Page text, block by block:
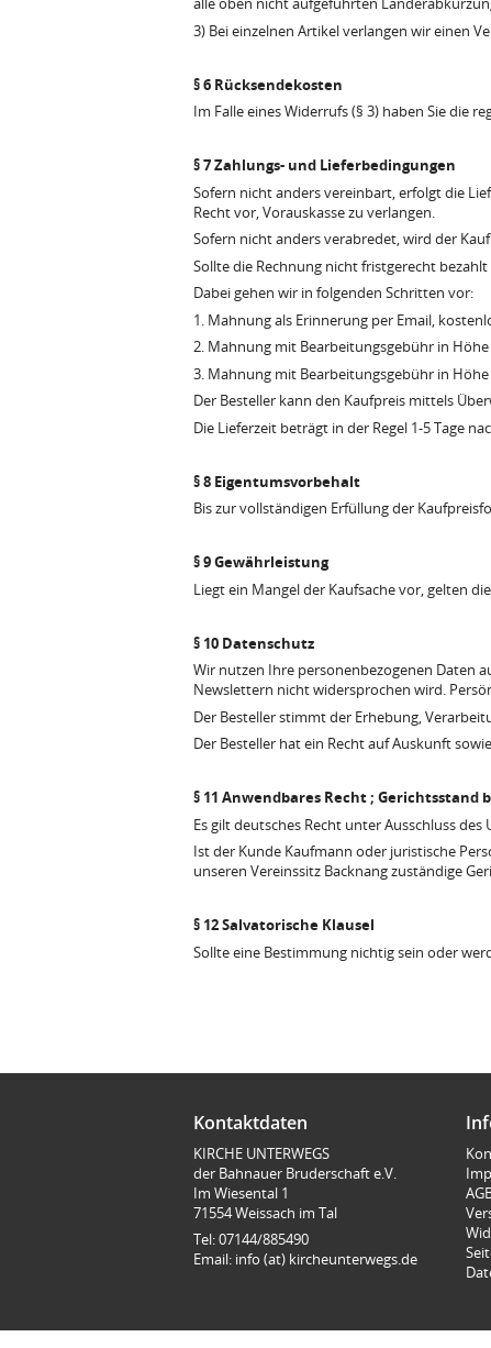
3) Bei einzelnen Artikel verlangen wir einen
§ 6 Rücksendekosten
Im Falle eines Widerrufs (§ 3) haben Sie die
§ 7 Zahlungs- und Lieferbedingungen
Sofern nicht anders vereinbart, erfolgt die
Recht vor, Vorauskasse zu verlangen.
Sofern nicht anders verabredet, wird der
Sollte die Rechnung nicht fristgerecht
Dabei gehen wir in folgenden Schritten vor:
1. Mahnung als Erinnerung per Email,
2. Mahnung mit Bearbeitungsgebühr in Höhe
3. Mahnung mit Bearbeitungsgebühr in Höhe
Der Besteller kann den Kaufpreis mittels
Die Lieferzeit beträgt in der Regel 1-5 Tage
§ 8 Eigentumsvorbehalt
Bis zur vollständigen Erfüllung der
§ 9 Gewährleistung
Liegt ein Mangel der Kaufsache vor, gelten
§ 10 Datenschutz
Wir nutzen Ihre personenbezogenen Daten
Newslettern nicht widersprochen wird.
Der Besteller stimmt der Erhebung,
Der Besteller hat ein Recht auf Auskunft
§ 11 Anwendbares Recht ; Gerichtsstand
Es gilt deutsches Recht unter Ausschluss des
Ist der Kunde Kaufmann oder juristische
unseren Vereinssitz Backnang zuständige
§ 12 Salvatorische Klausel
Sollte eine Bestimmung nichtig sein oder
Kontaktdaten
KIRCHE UNTERWEGS
der Bahnauer Bruderschaft e.V.
Im Wiesental 1
71554 Weissach im Tal
Tel: 07144/885490
Email: info (at) kircheunterwegs.de